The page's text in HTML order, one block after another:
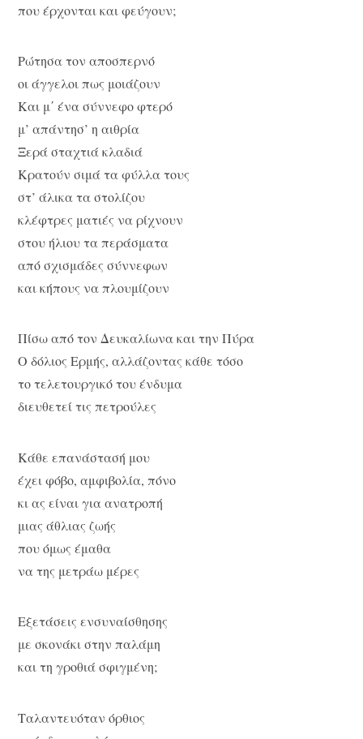
που έρχονται και φεύγουν;
Ρώτησα τον αποσπερνό
οι άγγελοι πως μοιάζουν
Και μ΄ ένα σύννεφο φτερό
μ’ απάντησ’ η αιθρία
Ξερά σταχτιά κλαδιά
Κρατούν σιμά τα φύλλα τους
στ’ άλικα τα στολίζου
κλέφτρες ματιές να ρίχνουν
στου ήλιου τα περάσματα
από σχισμάδες σύννεφων
και κήπους να πλουμίζουν
Πίσω από τον Δευκαλίωνα και την Πύρα
Ο δόλιος Ερμής, αλλάζοντας κάθε τόσο
το τελετουργικό του ένδυμα
διευθετεί τις πετρούλες
Κάθε επανάστασή μου
έχει φόβο, αμφιβολία, πόνο
κι ας είναι για ανατροπή
μιας άθλιας ζωής
που όμως έμαθα
να της μετράω μέρες
Εξετάσεις ενσυναίσθησης
με σκονάκι στην παλάμη
και τη γροθιά σφιγμένη;
Ταλαντευόταν όρθιος